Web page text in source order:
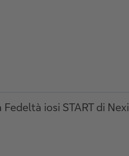
iosi START di Nexi